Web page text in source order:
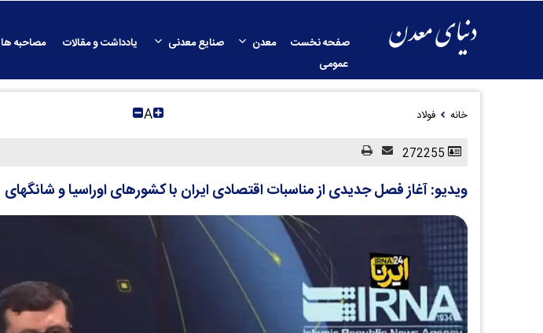
صفحه نخست معدن صنایع معدنی یادداشت و مقالات مصاحبه ها
عمومی
خانه فولاد A
ویدیو: آغاز فصل جدیدی از مناسبات اقتصادی ایران با کشورهای اوراسیا و شانگهای